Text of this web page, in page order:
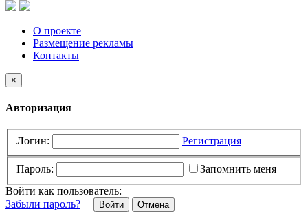
О проекте
Размещение рекламы
Контакты
×
Авторизация
Логин: Регистрация
Пароль:
Запомнить меня
Войти как пользователь:
Забыли пароль?
Отмена